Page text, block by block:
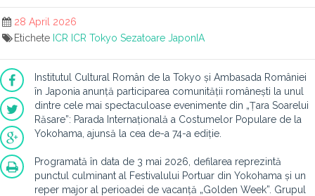
28 April 2026
Etichete ICR ICR Tokyo Sezatoare JaponIA
Institutul Cultural Român de la Tokyo și Ambasada României
în Japonia anunță participarea comunității românești la unul
dintre cele mai spectaculoase evenimente din „Țara Soarelui
Răsare”: Parada Internațională a Costumelor Populare de la
Yokohama, ajunsă la cea de-a 74-a ediție.
Programată în data de 3 mai 2026, defilarea reprezintă
punctul culminant al Festivalului Portuar din Yokohama și un
reper major al perioadei de vacanță „Golden Week”. Grupul